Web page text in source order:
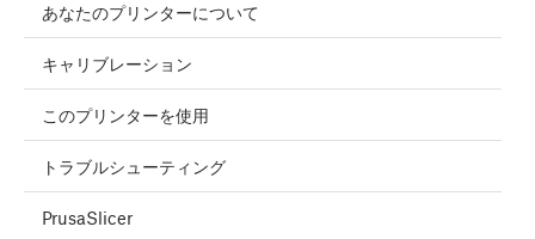
あなたのプリンターについて
キャリブレーション
このプリンターを使用
トラブルシューティング
PrusaSlicer